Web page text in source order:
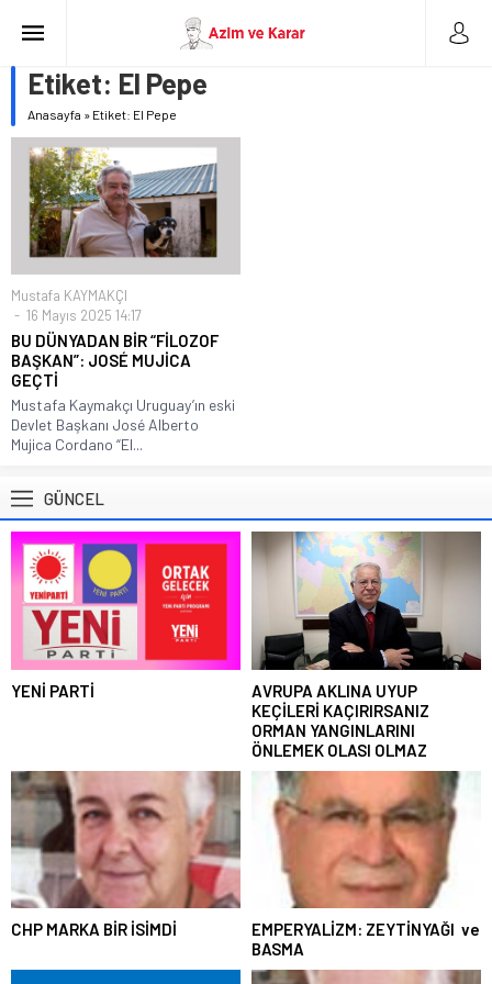
Etiket: El Pepe
Anasayfa » Etiket: El Pepe
Mustafa KAYMAKÇI
16 Mayıs 2025 14:17
BU DÜNYADAN BİR “FİLOZOF
BAŞKAN”: JOSÉ MUJİCA
GEÇTİ
Mustafa Kaymakçı Uruguay’ın eski
Devlet Başkanı José Alberto
Mujica Cordano “El...
GÜNCEL
YENİ PARTİ
AVRUPA AKLINA UYUP
KEÇİLERİ KAÇIRIRSANIZ
ORMAN YANGINLARINI
ÖNLEMEK OLASI OLMAZ
CHP MARKA BİR İSİMDİ
EMPERYALİZM: ZEYTİNYAĞI ve
BASMA